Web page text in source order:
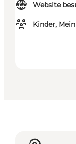
Website
Kinder,